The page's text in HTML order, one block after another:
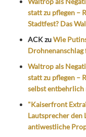
statt zu pflegen –
Stadtfest? Das
ACKzuWie
Waltrop als
statt zu pflegen –
selbst entbehrlich
"Kaiserfront
Lautsprecher den
antiwestliche